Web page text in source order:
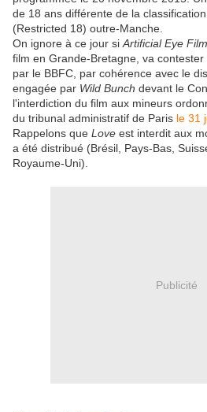
de 18 ans différente de la
(Restricted 18) outre-Manche.
On ignore à ce jour si Artificial Eye
film en Grande-Bretagne, va
par le BBFC, par cohérence avec le
engagée par Wild Bunch devant le
l'interdiction du film aux mineurs
du tribunal administratif de Paris le 31
Rappelons que Love est interdit aux
a été distribué (Brésil, Pays-Bas,
Royaume-Uni).
Publicité